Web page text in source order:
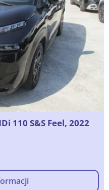
110 S&S Feel, 2022